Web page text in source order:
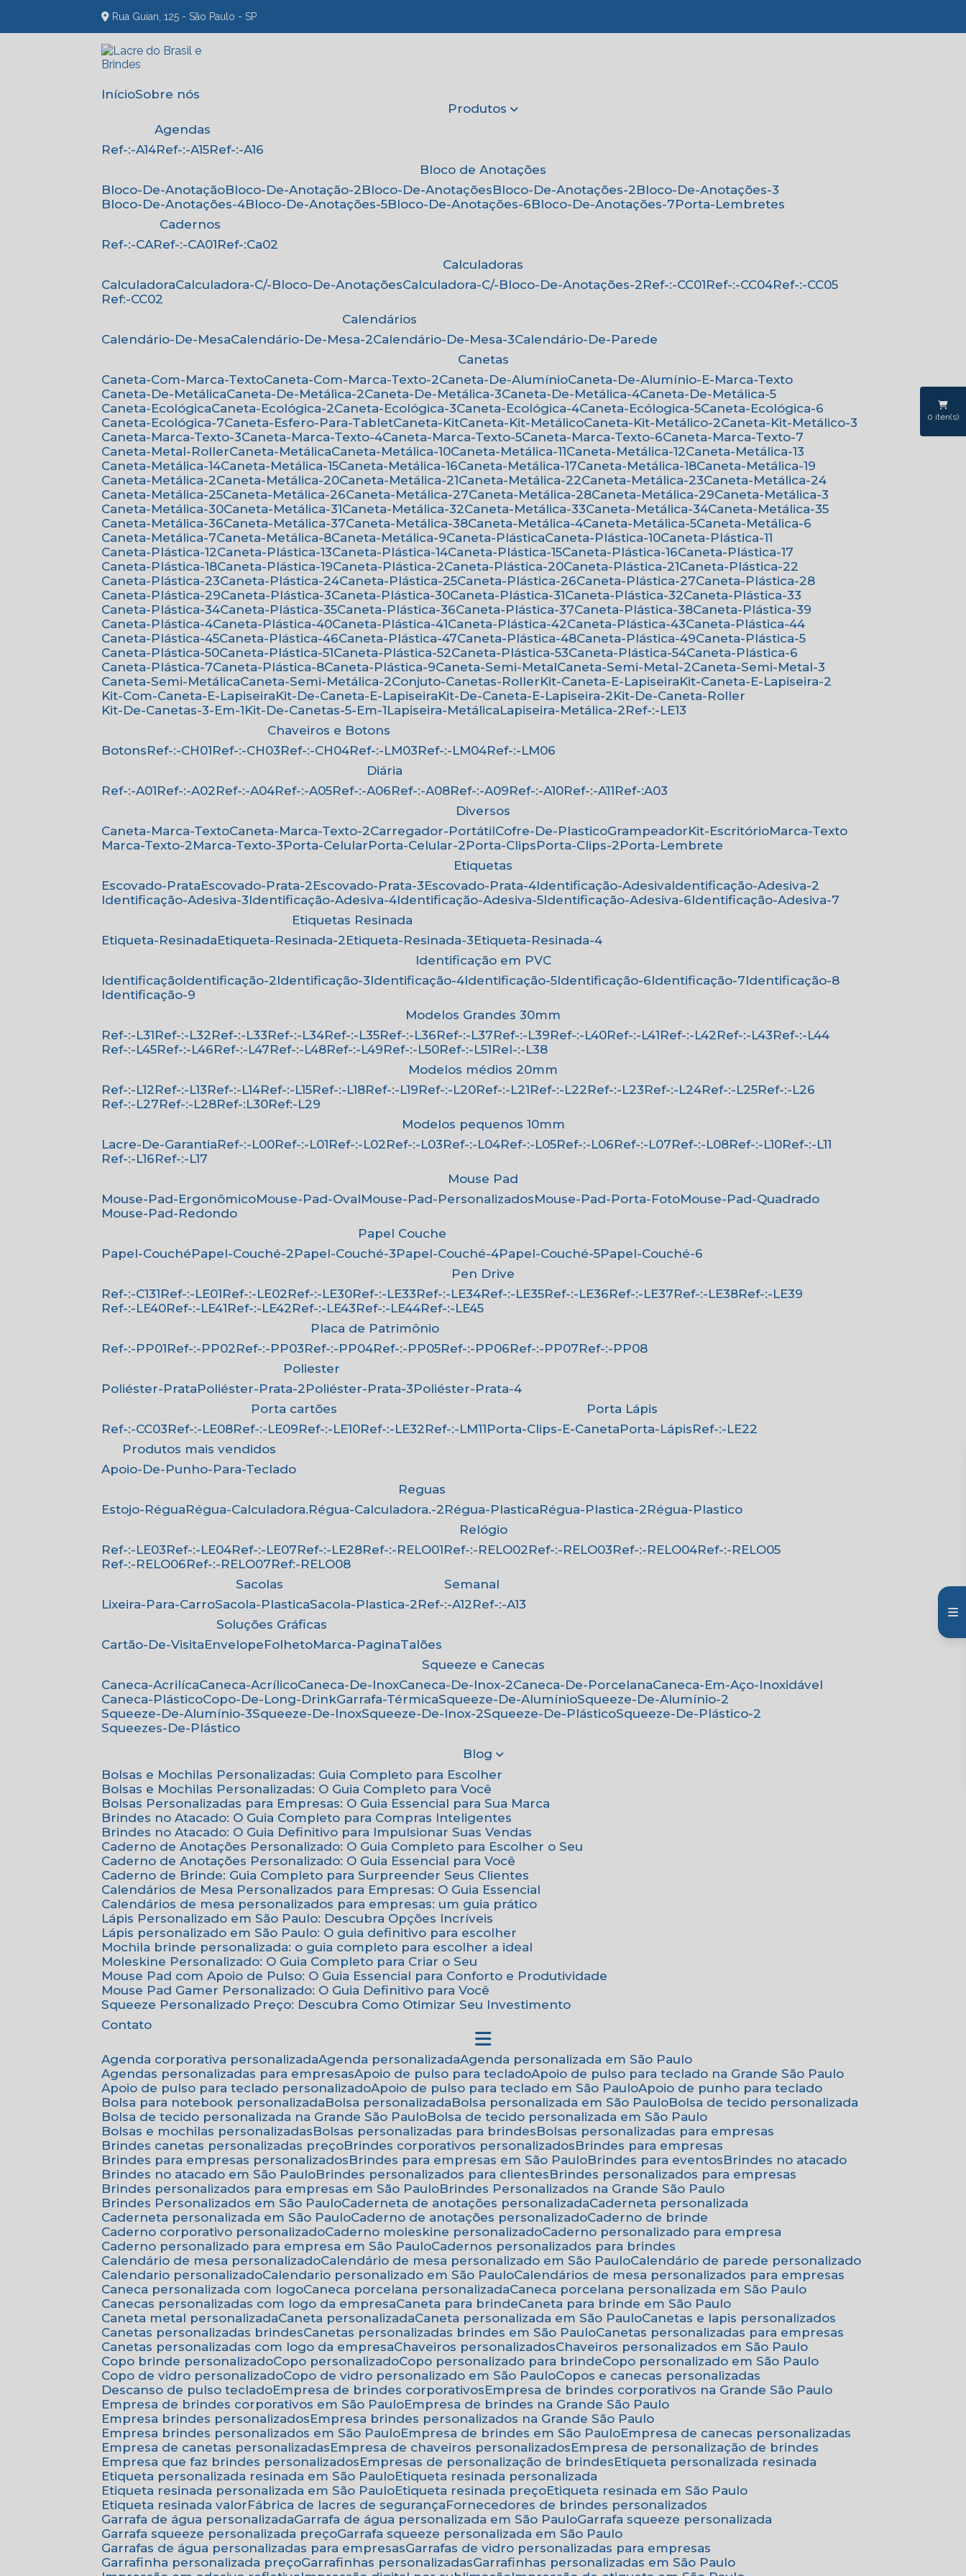
Rua Guian, 125 - São Paulo - SP
Início Sobre nós
Produtos
Agendas
Ref-:-A14
Ref-:-A15
Ref-:-A16
Bloco de Anotações
Bloco-De-Anotação
Bloco-De-Anotação-2 Bloco-De-Anotações Bloco-De-Anotações-2
Bloco-De-Anotações-3
Bloco-De-Anotações-4
Bloco-De-Anotações-5 Bloco-De-Anotações-6 Bloco-De-Anotações-7
Porta-Lembretes
Cadernos
Ref-:-CA
Ref-:-CA01
Ref-:Ca02
Calculadoras
Calculadora
Calculadora-C/-Bloco-De-Anotações Calculadora-C/-Bloco-De-Anotações-2 Ref-:-CC01 Ref-:-CC04
Ref-:-CC05
Ref:-CC02
Calendários
Calendário-De-Mesa
Calendário-De-Mesa-2 Calendário-De-Mesa-3
Calendário-De-Parede
Canetas
Caneta-Com-Marca-Texto
Caneta-Com-Marca-Texto-2 Caneta-De-Alumínio
Caneta-De-Alumínio-E-Marca-Texto
Caneta-De-Metálica
Caneta-De-Metálica-2 Caneta-De-Metálica-3 Caneta-De-Metálica-4
Caneta-De-Metálica-5
Caneta-Ecológica
Caneta-Ecológica-2 Caneta-Ecológica-3 Caneta-Ecológica-4 Caneta-Ecólogica-5
Caneta-Ecológica-6
Caneta-Ecológica-7
Caneta-Esfero-Para-Tablet Caneta-Kit Caneta-Kit-Metálico Caneta-Kit-Metálico-2
Caneta-Kit-Metálico-3
Caneta-Marca-Texto-3
Caneta-Marca-Texto-4 Caneta-Marca-Texto-5 Caneta-Marca-Texto-6
Caneta-Marca-Texto-7
Caneta-Metal-Roller
Caneta-Metálica Caneta-Metálica-10 Caneta-Metálica-11 Caneta-Metálica-12
Caneta-Metálica-13
Caneta-Metálica-14
Caneta-Metálica-15 Caneta-Metálica-16 Caneta-Metálica-17 Caneta-Metálica-18
Caneta-Metálica-19
Caneta-Metálica-2
Caneta-Metálica-20 Caneta-Metálica-21 Caneta-Metálica-22 Caneta-Metálica-23
Caneta-Metálica-24
Caneta-Metálica-25
Caneta-Metálica-26 Caneta-Metálica-27 Caneta-Metálica-28 Caneta-Metálica-29
Caneta-Metálica-3
Caneta-Metálica-30
Caneta-Metálica-31 Caneta-Metálica-32 Caneta-Metálica-33 Caneta-Metálica-34
Caneta-Metálica-35
Caneta-Metálica-36
Caneta-Metálica-37 Caneta-Metálica-38 Caneta-Metálica-4 Caneta-Metálica-5
Caneta-Metálica-6
Caneta-Metálica-7
Caneta-Metálica-8 Caneta-Metálica-9 Caneta-Plástica Caneta-Plástica-10
Caneta-Plástica-11
Caneta-Plástica-12
Caneta-Plástica-13 Caneta-Plástica-14 Caneta-Plástica-15 Caneta-Plástica-16
Caneta-Plástica-17
Caneta-Plástica-18
Caneta-Plástica-19 Caneta-Plástica-2 Caneta-Plástica-20 Caneta-Plástica-21
Caneta-Plástica-22
Caneta-Plástica-23
Caneta-Plástica-24 Caneta-Plástica-25 Caneta-Plástica-26 Caneta-Plástica-27
Caneta-Plástica-28
Caneta-Plástica-29
Caneta-Plástica-3 Caneta-Plástica-30 Caneta-Plástica-31 Caneta-Plástica-32
Caneta-Plástica-33
Caneta-Plástica-34
Caneta-Plástica-35 Caneta-Plástica-36 Caneta-Plástica-37 Caneta-Plástica-38
Caneta-Plástica-39
Caneta-Plástica-4
Caneta-Plástica-40 Caneta-Plástica-41 Caneta-Plástica-42 Caneta-Plástica-43
Caneta-Plástica-44
Caneta-Plástica-45
Caneta-Plástica-46 Caneta-Plástica-47 Caneta-Plástica-48 Caneta-Plástica-49
Caneta-Plástica-5
Caneta-Plástica-50
Caneta-Plástica-51 Caneta-Plástica-52 Caneta-Plástica-53 Caneta-Plástica-54
Caneta-Plástica-6
Caneta-Plástica-7
Caneta-Plástica-8 Caneta-Plástica-9 Caneta-Semi-Metal Caneta-Semi-Metal-2
Caneta-Semi-Metal-3
Caneta-Semi-Metálica
Caneta-Semi-Metálica-2 Conjuto-Canetas-Roller Kit-Caneta-E-Lapiseira
Kit-Caneta-E-Lapiseira-2
Kit-Com-Caneta-E-Lapiseira
Kit-De-Caneta-E-Lapiseira Kit-De-Caneta-E-Lapiseira-2
Kit-De-Caneta-Roller
Kit-De-Canetas-3-Em-1
Kit-De-Canetas-5-Em-1 Lapiseira-Metálica Lapiseira-Metálica-2
Ref-:-LE13
Chaveiros e Botons
Botons
Ref-:-CH01 Ref-:-CH03 Ref-:-CH04 Ref-:-LM03 Ref-:-LM04
Ref-:-LM06
Diária
Ref-:-A01
Ref-:-A02 Ref-:-A04 Ref-:-A05 Ref-:-A06 Ref-:-A08 Ref-:-A09 Ref-:-A10 Ref-:-A11
Ref-:A03
Diversos
Caneta-Marca-Texto
Caneta-Marca-Texto-2 Carregador-Portátil Cofre-De-Plastico Grampeador Kit-Escritório
Marca-Texto
Marca-Texto-2
Marca-Texto-3 Porta-Celular Porta-Celular-2 Porta-Clips Porta-Clips-2
Porta-Lembrete
Etiquetas
Escovado-Prata
Escovado-Prata-2 Escovado-Prata-3 Escovado-Prata-4 Identificação-Adesiva Identificação-Adesiva-2
Identificação-Adesiva-3 Identificação-Adesiva-4 Identificação-Adesiva-5 Identificação-Adesiva-6 Identificação-Adesiva-7
Etiquetas Resinada
Etiqueta-Resinada
Etiqueta-Resinada-2 Etiqueta-Resinada-3
Etiqueta-Resinada-4
Identificação em PVC
Identificação Identificação-2 Identificação-3 Identificação-4 Identificação-5 Identificação-6 Identificação-7 Identificação-8
Identificação-9
Modelos Grandes 30mm
Ref-:-L31
Ref-:-L32 Ref-:-L33 Ref-:-L34 Ref-:-L35 Ref-:-L36 Ref-:-L37 Ref-:-L39 Ref-:-L40 Ref-:-L41 Ref-:-L42 Ref-:-L43
Ref-:-L44
Ref-:-L45
Ref-:-L46 Ref-:-L47 Ref-:-L48 Ref-:-L49 Ref-:-L50 Ref-:-L51
Rel-:-L38
Modelos médios 20mm
Ref-:-L12
Ref-:-L13 Ref-:-L14 Ref-:-L15 Ref-:-L18 Ref-:-L19 Ref-:-L20 Ref-:-L21 Ref-:-L22 Ref-:-L23 Ref-:-L24 Ref-:-L25
Ref-:-L26
Ref-:-L27
Ref-:-L28 Ref-:L30
Ref:-L29
Modelos pequenos 10mm
Lacre-De-Garantia
Ref-:-L00 Ref-:-L01 Ref-:-L02 Ref-:-L03 Ref-:-L04 Ref-:-L05 Ref-:-L06 Ref-:-L07 Ref-:-L08 Ref-:-L10
Ref-:-L11
Ref-:-L16
Ref-:-L17
Mouse Pad
Mouse-Pad-Ergonômico
Mouse-Pad-Oval Mouse-Pad-Personalizados Mouse-Pad-Porta-Foto
Mouse-Pad-Quadrado
Mouse-Pad-Redondo
Papel Couche
Papel-Couché
Papel-Couché-2 Papel-Couché-3 Papel-Couché-4 Papel-Couché-5
Papel-Couché-6
Pen Drive
Ref-:-C131
Ref-:-LE01 Ref-:-LE02 Ref-:-LE30 Ref-:-LE33 Ref-:-LE34 Ref-:-LE35 Ref-:-LE36 Ref-:-LE37 Ref-:-LE38
Ref-:-LE39
Ref-:-LE40
Ref-:-LE41 Ref-:-LE42 Ref-:-LE43 Ref-:-LE44
Ref-:-LE45
Placa de Patrimônio
Ref-:-PP01
Ref-:-PP02 Ref-:-PP03 Ref-:-PP04 Ref-:-PP05 Ref-:-PP06 Ref-:-PP07
Ref-:-PP08
Poliester
Poliéster-Prata
Poliéster-Prata-2 Poliéster-Prata-3
Poliéster-Prata-4
Porta cartões
Ref-:-CC03
Ref-:-LE08 Ref-:-LE09 Ref-:-LE10 Ref-:-LE32 Ref-:-LM11
Porta Lápis
Porta-Clips-E-Caneta
Porta-Lápis
Ref-:-LE22
Produtos mais vendidos
Apoio-De-Punho-Para-Teclado
Reguas
Estojo-Régua
Régua-Calculadora. Régua-Calculadora.-2 Régua-Plastica Régua-Plastica-2
Régua-Plastico
Relógio
Ref-:-LE03
Ref-:-LE04 Ref-:-LE07 Ref-:-LE28 Ref-:-RELO01 Ref-:-RELO02 Ref-:-RELO03 Ref-:-RELO04
Ref-:-RELO05
Ref-:-RELO06
Ref-:-RELO07
Ref:-RELO08
Sacolas
Lixeira-Para-Carro Sacola-Plastica Sacola-Plastica-2
Semanal
Ref-:-A12
Ref-:-A13
Soluções Gráficas
Cartão-De-Visita
Envelope Folheto Marca-Pagina
Talões
Squeeze e Canecas
Caneca-Acrilíca
Caneca-Acrílico Caneca-De-Inox Caneca-De-Inox-2 Caneca-De-Porcelana
Caneca-Em-Aço-Inoxidável
Caneca-Plástico
Copo-De-Long-Drink Garrafa-Térmica Squeeze-De-Alumínio Squeeze-De-Alumínio-2
Squeeze-De-Alumínio-3
Squeeze-De-Inox Squeeze-De-Inox-2 Squeeze-De-Plástico Squeeze-De-Plástico-2
Squeezes-De-Plástico
Blog
Bolsas e Mochilas Personalizadas: Guia Completo para Escolher
Bolsas e Mochilas Personalizadas: O Guia Completo para Você
Bolsas Personalizadas para Empresas: O Guia Essencial para Sua Marca
Brindes no Atacado: O Guia Completo para Compras Inteligentes
Brindes no Atacado: O Guia Definitivo para Impulsionar Suas Vendas
Caderno de Anotações Personalizado: O Guia Completo para Escolher o Seu
Caderno de Anotações Personalizado: O Guia Essencial para Você
Caderno de Brinde: Guia Completo para Surpreender Seus Clientes
Calendários de Mesa Personalizados para Empresas: O Guia Essencial
Calendários de mesa personalizados para empresas: um guia prático
Lápis Personalizado em São Paulo: Descubra Opções Incríveis
Lápis personalizado em São Paulo: O guia definitivo para escolher
Mochila brinde personalizada: o guia completo para escolher a ideal
Moleskine Personalizado: O Guia Completo para Criar o Seu
Mouse Pad com Apoio de Pulso: O Guia Essencial para Conforto e Produtividade
Mouse Pad Gamer Personalizado: O Guia Definitivo para Você
Squeeze Personalizado Preço: Descubra Como Otimizar Seu Investimento
Contato
Agenda corporativa personalizada Agenda personalizada Agenda personalizada em São Paulo
Agendas personalizadas para empresas Apoio de pulso para teclado Apoio de pulso para teclado na Grande São Paulo
Apoio de pulso para teclado personalizado Apoio de pulso para teclado em São Paulo Apoio de punho para teclado
Bolsa para notebook personalizada
Bolsa personalizada Bolsa personalizada em São Paulo
Bolsa de tecido personalizada
Bolsa de tecido personalizada na Grande São Paulo
Bolsa de tecido personalizada em São Paulo
Bolsas e mochilas personalizadas
Bolsas personalizadas para brindes
Bolsas personalizadas para empresas
Brindes canetas personalizadas preço
Brindes corporativos personalizados
Brindes para empresas
Brindes para empresas personalizados
Brindes para empresas em São Paulo Brindes para eventos
Brindes no atacado
Brindes no atacado em São Paulo
Brindes personalizados para clientes
Brindes personalizados para empresas
Brindes personalizados para empresas em São Paulo
Brindes Personalizados na Grande São Paulo
Brindes Personalizados em São Paulo
Caderneta de anotações personalizada
Caderneta personalizada
Caderneta personalizada em São Paulo
Caderno de anotações personalizado
Caderno de brinde
Caderno corporativo personalizado
Caderno moleskine personalizado
Caderno personalizado para empresa
Caderno personalizado para empresa em São Paulo
Cadernos personalizados para brindes
Calendário de mesa personalizado
Calendário de mesa personalizado em São Paulo
Calendário de parede personalizado
Calendario personalizado
Calendario personalizado em São Paulo
Calendários de mesa personalizados para empresas
Caneca personalizada com logo
Caneca porcelana personalizada
Caneca porcelana personalizada em São Paulo
Canecas personalizadas com logo da empresa
Caneta para brinde
Caneta para brinde em São Paulo
Caneta metal personalizada
Caneta personalizada Caneta personalizada em São Paulo
Canetas e lapis personalizados
Canetas personalizadas brindes
Canetas personalizadas brindes em São Paulo
Canetas personalizadas para empresas
Canetas personalizadas com logo da empresa
Chaveiros personalizados
Chaveiros personalizados em São Paulo
Copo brinde personalizado
Copo personalizado Copo personalizado para brinde
Copo personalizado em São Paulo
Copo de vidro personalizado
Copo de vidro personalizado em São Paulo
Copos e canecas personalizadas
Descanso de pulso teclado
Empresa de brindes corporativos
Empresa de brindes corporativos na Grande São Paulo
Empresa de brindes corporativos em São Paulo
Empresa de brindes na Grande São Paulo
Empresa brindes personalizados
Empresa brindes personalizados na Grande São Paulo
Empresa brindes personalizados em São Paulo
Empresa de brindes em São Paulo
Empresa de canecas personalizadas
Empresa de canetas personalizadas
Empresa de chaveiros personalizados
Empresa de personalização de brindes
Empresa que faz brindes personalizados
Empresas de personalização de brindes
Etiqueta personalizada resinada
Etiqueta personalizada resinada em São Paulo Etiqueta resinada personalizada
Etiqueta resinada personalizada em São Paulo Etiqueta resinada preço Etiqueta resinada em São Paulo
Etiqueta resinada valor
Fábrica de lacres de segurança
Fornecedores de brindes personalizados
Garrafa de água personalizada
Garrafa de água personalizada em São Paulo
Garrafa squeeze personalizada
Garrafa squeeze personalizada preço
Garrafa squeeze personalizada em São Paulo
Garrafas de água personalizadas para empresas
Garrafas de vidro personalizadas para empresas
Garrafinha personalizada preço
Garrafinhas personalizadas
Garrafinhas personalizadas em São Paulo
0 iten(s)